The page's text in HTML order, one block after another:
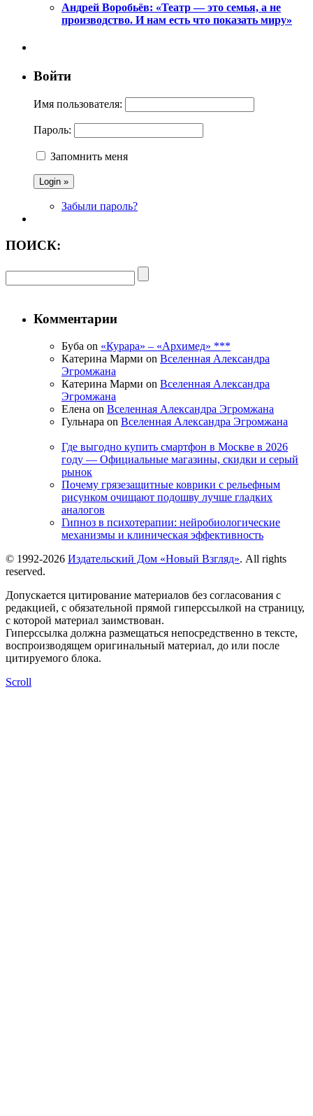
Андрей Воробьёв: «Театр — это семья, а не
производство. И нам есть что показать миру»
Войти
Имя пользователя:
Пароль:
Запомнить меня
Забыли пароль?
ПОИСК:
Комментарии
Буба on «Курара» – «Архимед» ***
Катерина Марми on Вселенная Александра
Эгромжана
Катерина Марми on Вселенная Александра
Эгромжана
Елена on Вселенная Александра Эгромжана
Гульнара on Вселенная Александра Эгромжана
Где выгодно купить смартфон в Москве в 2026
году — Официальные магазины, скидки и серый
рынок
Почему грязезащитные коврики с рельефным
рисунком очищают подошву лучше гладких
аналогов
Гипноз в психотерапии: нейробиологические
механизмы и клиническая эффективность
© 1992-2026 Издательский Дом «Новый Взгляд». All rights
reserved.
Допускается цитирование материалов без согласования с
редакцией, с обязательной прямой гиперссылкой на страницу,
с которой материал заимствован.
Гиперссылка должна размещаться непосредственно в тексте,
воспроизводящем оригинальный материал, до или после
цитируемого блока.
Scroll